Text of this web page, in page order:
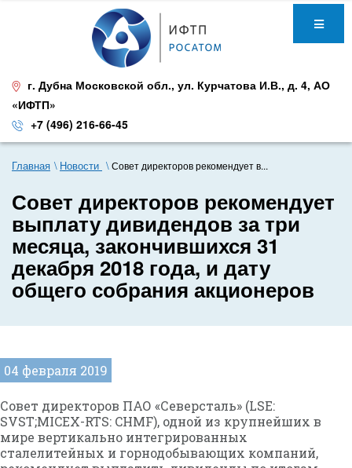
г. Дубна Московской обл., ул. Курчатова И.В., д. 4, АО
«ИФТП»
+7 (496) 216-66-45
Главная Новости Совет директоров рекомендует в...
Совет директоров рекомендует
выплату дивидендов за три
месяца, закончившихся 31
декабря 2018 года, и дату
общего собрания акционеров
04 февраля 2019
Совет директоров ПАО «Северсталь» (LSE:
SVST;MICEX-RTS: CHMF), одной из крупнейших в
мире вертикально интегрированных
сталелитейных и горнодобывающих компаний,